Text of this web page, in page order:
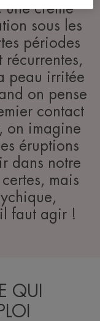
une crème
sous les
périodes
récurrentes,
peau irritée
on pense
contact
on imagine
éruptions
dans notre
mais
faut agir !
QUI